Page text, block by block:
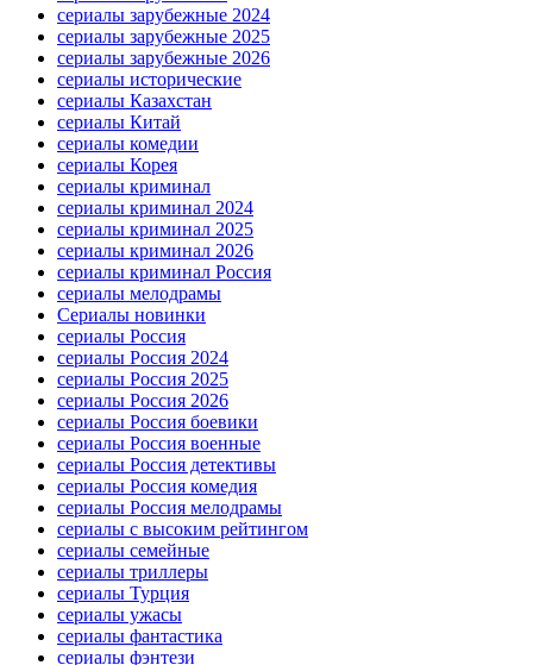
сериалы зарубежные 2024
сериалы зарубежные 2025
сериалы зарубежные 2026
сериалы исторические
сериалы Казахстан
сериалы Китай
сериалы комедии
сериалы Корея
сериалы криминал
сериалы криминал 2024
сериалы криминал 2025
сериалы криминал 2026
сериалы криминал Россия
сериалы мелодрамы
Сериалы новинки
сериалы Россия
сериалы Россия 2024
сериалы Россия 2025
сериалы Россия 2026
сериалы Россия боевики
сериалы Россия военные
сериалы Россия детективы
сериалы Россия комедия
сериалы Россия мелодрамы
сериалы с высоким рейтингом
сериалы семейные
сериалы триллеры
сериалы Турция
сериалы ужасы
сериалы фантастика
сериалы фэнтези